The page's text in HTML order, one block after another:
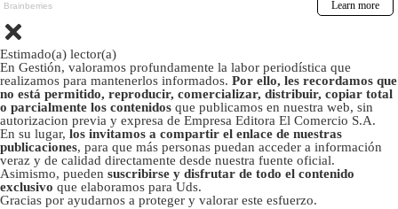
Estimado(a) lector(a)
En Gestión, valoramos profundamente la labor periodística que
realizamos para mantenerlos informados. Por ello, les recordamos que
no está permitido, reproducir, comercializar, distribuir, copiar total
o parcialmente los contenidos que publicamos en nuestra web, sin
autorizacion previa y expresa de Empresa Editora El Comercio S.A.
En su lugar, los invitamos a compartir el enlace de nuestras
publicaciones, para que más personas puedan acceder a información
veraz y de calidad directamente desde nuestra fuente oficial.
Asimismo, pueden suscribirse y disfrutar de todo el contenido
exclusivo que elaboramos para Uds.
Gracias por ayudarnos a proteger y valorar este esfuerzo.